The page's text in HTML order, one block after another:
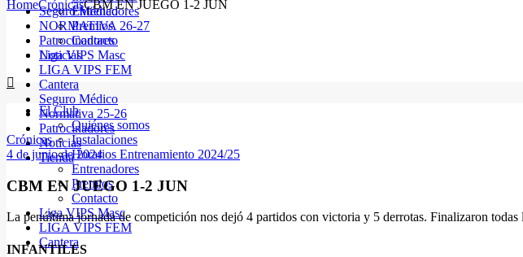
Seguro Médico
NORMATIVA 26-27
Patrocinadores
Noticias
El Club
Quiénes somos
Instalaciones
Horarios Entrenamiento 2024/25
Entrenadores
Premios
Contacto
Liga VIPS Masc
LIGA VIPS FEM
Cantera
Entrenadores
Premios
Contacto
Liga VIPS Masc
LIGA VIPS FEM
Cantera
Seguro Médico
Normativa 25-26
Patrocinadores
Noticias
Tienda
HomeCrónicasCBM EN JUEGO 1-2 JUN
Crónicas
4 de junio de 2024
CBM EN JUEGO 1-2 JUN
La penúltima jornada de competición nos dejó 4 partidos con victoria y 5 derrotas. Finalizaron
INFANTILES